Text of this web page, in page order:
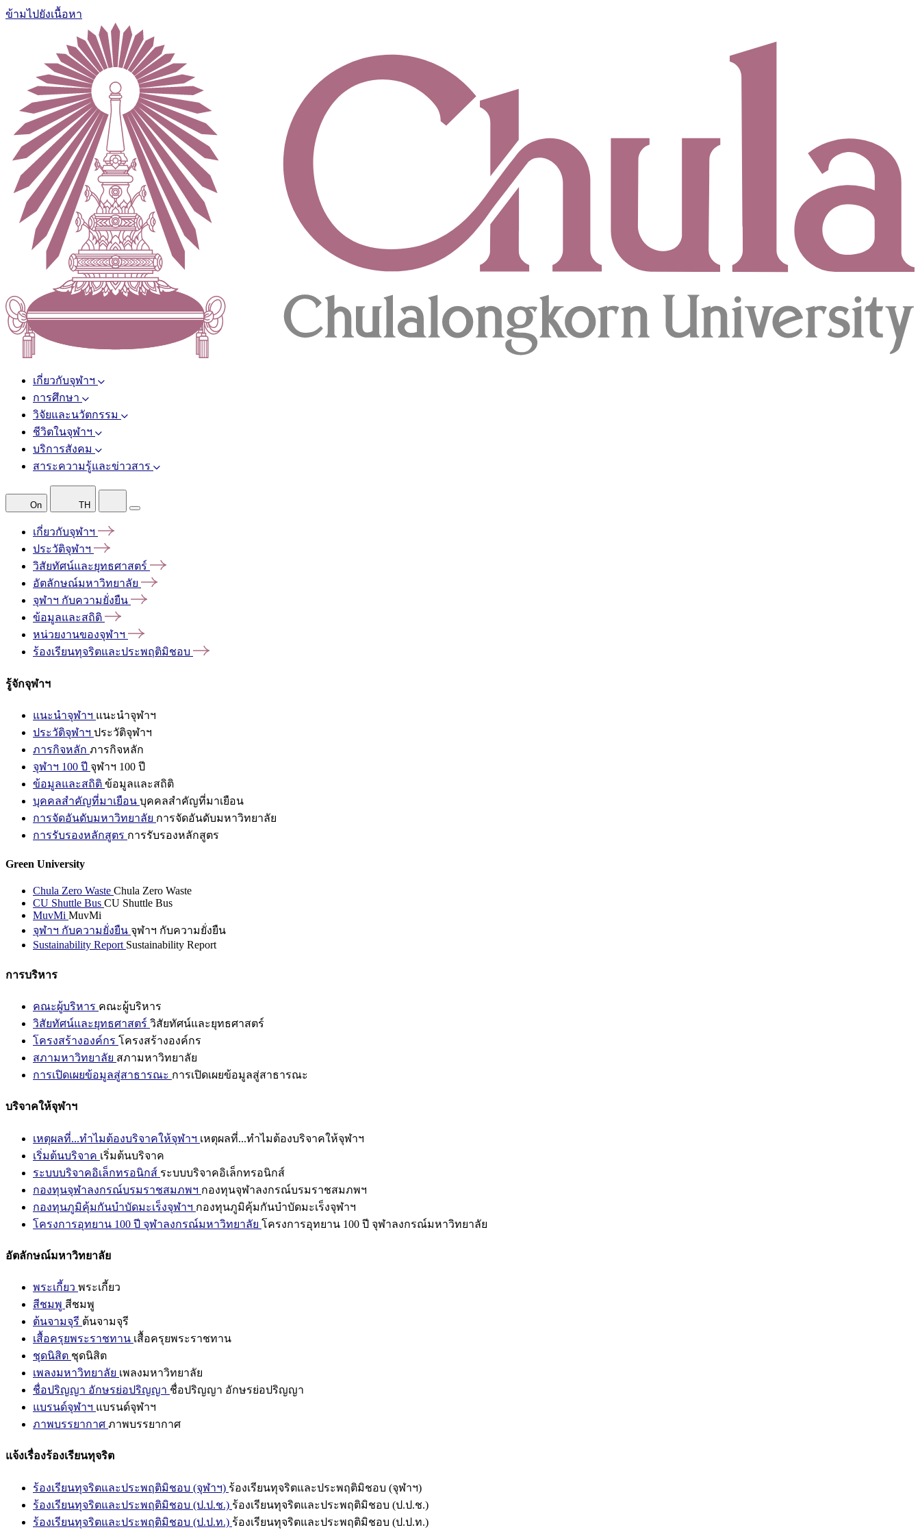
ข้ามไปยังเนื้อหา
เกี่ยวกับจุฬาฯ
การศึกษา
วิจัยและนวัตกรรม
ชีวิตในจุฬาฯ
บริการสังคม
สาระความรู้และข่าวสาร
On TH
เกี่ยวกับจุฬาฯ
ประวัติจุฬาฯ
วิสัยทัศน์และยุทธศาสตร์
อัตลักษณ์มหาวิทยาลัย
จุฬาฯ กับความยั่งยืน
ข้อมูลและสถิติ
หน่วยงานของจุฬาฯ
ร้องเรียนทุจริตและประพฤติมิชอบ
รู้จักจุฬาฯ
แนะนำจุฬาฯ แนะนำจุฬาฯ
ประวัติจุฬาฯ ประวัติจุฬาฯ
ภารกิจหลัก ภารกิจหลัก
จุฬาฯ 100 ปี จุฬาฯ 100 ปี
ข้อมูลและสถิติ ข้อมูลและสถิติ
บุคคลสำคัญที่มาเยือน บุคคลสำคัญที่มาเยือน
การจัดอันดับมหาวิทยาลัย การจัดอันดับมหาวิทยาลัย
การรับรองหลักสูตร การรับรองหลักสูตร
Green University
Chula Zero Waste Chula Zero Waste
CU Shuttle Bus CU Shuttle Bus
MuvMi MuvMi
จุฬาฯ กับความยั่งยืน จุฬาฯ กับความยั่งยืน
Sustainability Report Sustainability Report
การบริหาร
คณะผู้บริหาร คณะผู้บริหาร
วิสัยทัศน์และยุทธศาสตร์ วิสัยทัศน์และยุทธศาสตร์
โครงสร้างองค์กร โครงสร้างองค์กร
สภามหาวิทยาลัย สภามหาวิทยาลัย
การเปิดเผยข้อมูลสู่สาธารณะ การเปิดเผยข้อมูลสู่สาธารณะ
บริจาคให้จุฬาฯ
เหตุผลที่...ทำไมต้องบริจาคให้จุฬาฯ เหตุผลที่...ทำไมต้องบริจาคให้จุฬาฯ
เริ่มต้นบริจาค เริ่มต้นบริจาค
ระบบบริจาคอิเล็กทรอนิกส์ ระบบบริจาคอิเล็กทรอนิกส์
กองทุนจุฬาลงกรณ์บรมราชสมภพฯ กองทุนจุฬาลงกรณ์บรมราชสมภพฯ
กองทุนภูมิคุ้มกันบำบัดมะเร็งจุฬาฯ กองทุนภูมิคุ้มกันบำบัดมะเร็งจุฬาฯ
โครงการอุทยาน 100 ปี จุฬาลงกรณ์มหาวิทยาลัย โครงการอุทยาน 100 ปี จุฬาลงกรณ์มหาวิทยาลัย
อัตลักษณ์มหาวิทยาลัย
พระเกี้ยว พระเกี้ยว
สีชมพู สีชมพู
ต้นจามจุรี ต้นจามจุรี
เสื้อครุยพระราชทาน เสื้อครุยพระราชทาน
ชุดนิสิต ชุดนิสิต
เพลงมหาวิทยาลัย เพลงมหาวิทยาลัย
ชื่อปริญญา อักษรย่อปริญญา ชื่อปริญญา อักษรย่อปริญญา
แบรนด์จุฬาฯ แบรนด์จุฬาฯ
ภาพบรรยากาศ ภาพบรรยากาศ
แจ้งเรื่องร้องเรียนทุจริต
ร้องเรียนทุจริตและประพฤติมิชอบ (จุฬาฯ) ร้องเรียนทุจริตและประพฤติมิชอบ (จุฬาฯ)
ร้องเรียนทุจริตและประพฤติมิชอบ (ป.ป.ช.) ร้องเรียนทุจริตและประพฤติมิชอบ (ป.ป.ช.)
ร้องเรียนทุจริตและประพฤติมิชอบ (ป.ป.ท.) ร้องเรียนทุจริตและประพฤติมิชอบ (ป.ป.ท.)